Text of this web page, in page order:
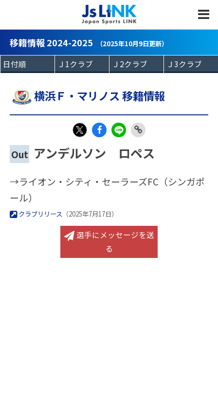
移籍情報 2024-2025 （2025年10月9日更新）
横浜Ｆ・マリノス 移籍情報
eb
E
Copy
Out アンデルソン ロペス
→ライオン・シティ・セーラーズFC（シンガポ
ール）
クラブリリース （2025年7月17日）
選手にメッセージを送
る